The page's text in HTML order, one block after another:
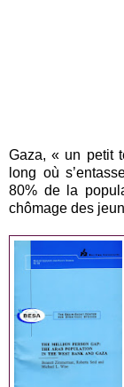
Gaza, « un petit
long où
80% de la
chômage des